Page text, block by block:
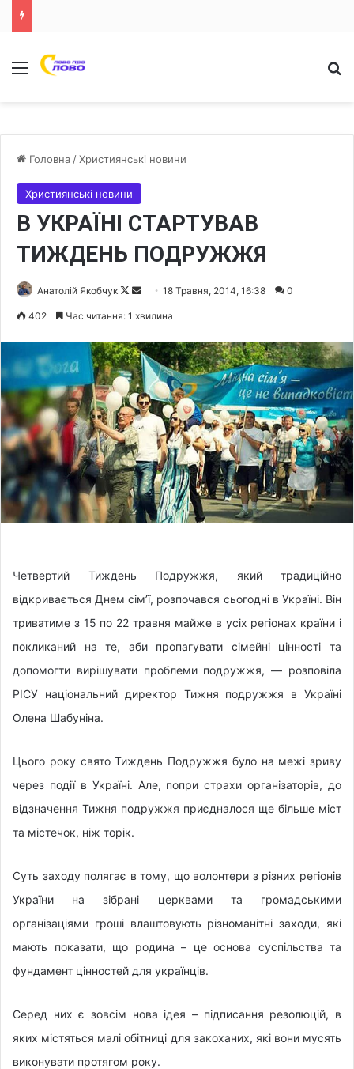
Меню
Головна /Християнські новини
Християнські новини
В УКРАЇНІ СТАРТУВАВ
ТИЖДЕНЬ ПОДРУЖЖЯ
Анатолій Якобчук
F
l
o
w
o
n
X
d
a
n
e
m
i
l
18 Травня, 2014, 16:38 0
402 Час читання: 1 хвилина
Четвертий Тиждень Подружжя, який традиційно
відкривається Днем сім’ї, розпочався сьогодні в Україні. Він
триватиме з 15 по 22 травня майже в усіх регіонах країни і
покликаний на те, аби пропагувати сімейні цінності та
допомогти вирішувати проблеми подружжя, — розповіла
РІСУ національний директор Тижня подружжя в Україні
Олена Шабуніна.
Цього року свято Тиждень Подружжя було на межі зриву
через події в Україні. Але, попри страхи організаторів, до
відзначення Тижня подружжя приєдналося ще більше міст
та містечок, ніж торік.
Суть заходу полягає в тому, що волонтери з різних регіонів
України на зібрані церквами та громадськими
організаціями гроші влаштовують різноманітні заходи, які
мають показати, що родина – це основа суспільства та
фундамент цінностей для українців.
Серед них є зовсім нова ідея – підписання резолюцій, в
яких містяться малі обітниці для закоханих, які вони мусять
виконувати протягом року.